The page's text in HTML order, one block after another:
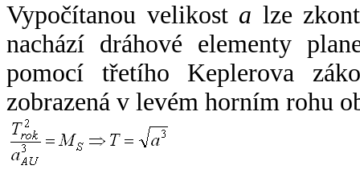
Vypočítanou velikost a lze
nachází dráhové elementy
pomocí třetího Keplerova
zobrazená v levém horním rohu